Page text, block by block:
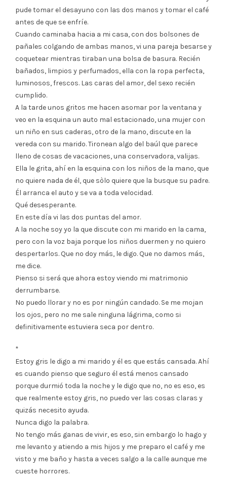
pude tomar el desayuno con las dos manos y tomar el café
antes de que se enfríe.
Cuando caminaba hacia a mi casa, con dos bolsones de
pañales colgando de ambas manos, vi una pareja besarse y
coquetear mientras tiraban una bolsa de basura. Recién
bañados, limpios y perfumados, ella con la ropa perfecta,
luminosos, frescos. Las caras del amor, del sexo recién
cumplido.
A la tarde unos gritos me hacen asomar por la ventana y
veo en la esquina un auto mal estacionado, una mujer con
un niño en sus caderas, otro de la mano, discute en la
vereda con su marido. Tironean algo del baúl que parece
lleno de cosas de vacaciones, una conservadora, valijas.
Ella le grita, ahí en la esquina con los niños de la mano, que
no quiere nada de él, que sòlo quiere que la busque su padre.
Él arranca el auto y se va a toda velocidad.
Qué desesperante.
En este día vi las dos puntas del amor.
A la noche soy yo la que discute con mi marido en la cama,
pero con la voz baja porque los niños duermen y no quiero
despertarlos. Que no doy más, le digo. Que no damos más,
me dice.
Pienso si será que ahora estoy viendo mi matrimonio
derrumbarse.
No puedo llorar y no es por ningún candado. Se me mojan
los ojos, pero no me sale ninguna lágrima, como si
definitivamente estuviera seca por dentro.
*
Estoy gris le digo a mi marido y él es que estás cansada. Ahí
es cuando pienso que seguro él está menos cansado
porque durmió toda la noche y le digo que no, no es eso, es
que realmente estoy gris, no puedo ver las cosas claras y
quizás necesito ayuda.
Nunca digo la palabra.
No tengo más ganas de vivir, es eso, sin embargo lo hago y
me levanto y atiendo a mis hijos y me preparo el café y me
visto y me baño y hasta a veces salgo a la calle aunque me
cueste horrores.